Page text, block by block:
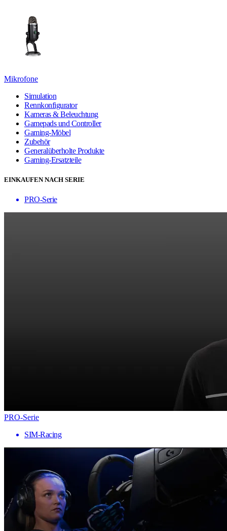
Mikrofone
Simulation
Rennkonfigurator
Kameras & Beleuchtung
Gamepads und Controller
Gaming-Möbel
Zubehör
Generalüberholte Produkte
Gaming-Ersatzteile
EINKAUFEN NACH SERIE
PRO-Serie
PRO-Serie
SIM-Racing